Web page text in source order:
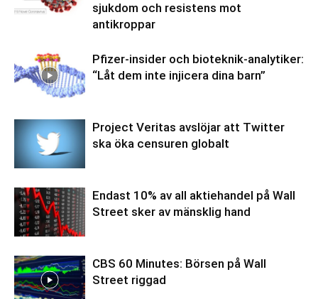
sjukdom och resistens mot
antikroppar
Pfizer-insider och bioteknik-analytiker:
“Låt dem inte injicera dina barn”
Project Veritas avslöjar att Twitter
ska öka censuren globalt
Endast 10% av all aktiehandel på Wall
Street sker av mänsklig hand
CBS 60 Minutes: Börsen på Wall
Street riggad